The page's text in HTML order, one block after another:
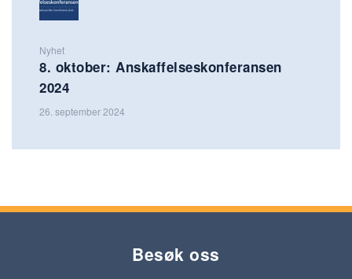
Nyhet
8. oktober: Anskaffelseskonferansen
2024
26. september 2024
Besøk oss